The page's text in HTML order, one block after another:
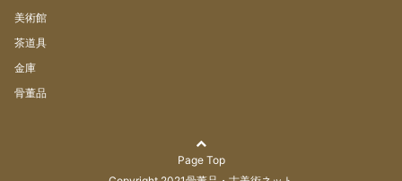
美術館
茶道具
金庫
骨董品
Page Top